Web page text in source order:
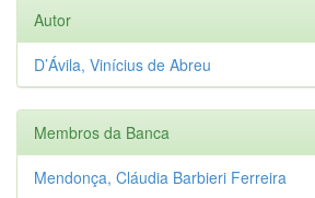
Autor
D’Ávila, Vinícius de Abreu
Membros da Banca
Mendonça, Cláudia Barbieri Ferreira